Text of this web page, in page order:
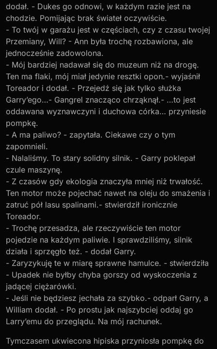
dodał. - Dukes go odnowi, w każdym razie jest na
chodzie. Pomijając brak świateł oczywiście.
- To twój w garażu jest w częściach, czy z czasu twojej
Przemiany, Will? - Ann była trochę rozbawiona, ale
jednocześnie zadowolona.
- Mój bardziej nadawał się do muzeum niż na drogę.
Ten ma flaki, mój miał jedynie resztki opon.- wyjaśnił
Toreador i dodał. - Przejedź się jak tylko służka
Garry’ego…- Gangrel znacząco chrząknął.- …to jest
oddawana wyznawczyni i duchowa córka… przyniesie
pompkę.
- A ma paliwo? - zapytała. Ciekawe czy o tym
zapomnieli.
- Nalaliśmy. To stary solidny silnik. - Garry poklepał
czule maszynę.
- Z czasów gdy ekologia znaczyła mniej niż trwałość.
Ten motor może pojechać nawet na oleju do smażenia i
zatruć pół lasu spalinami.- stwierdził ironicznie
Toreador.
- Trochę przesadza, ale rzeczywiście ten motor
pojedzie na każdym paliwie. I sprawdziliśmy, silnik
działa i sprzęgło też. - dodał Garry.
- Zaryzykuję te w miarę sprawne hamulce. - stwierdziła
- Upadek nie byłby chyba gorszy od wyskoczenia z
jadącej ciężarówki.
- Jeśli nie będziesz jechała za szybko.- odparł Garry, a
William dodał. - Po prostu jak najszybciej oddaj go
Larry’emu do przeglądu. Na mój rachunek.
Tymczasem ukwiecona hipiska przyniosła pompkę do